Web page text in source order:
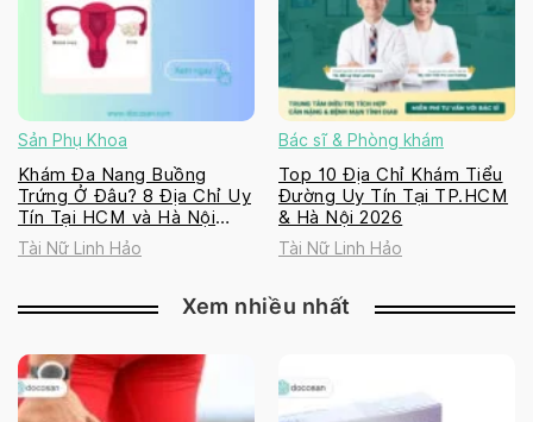
Sản Phụ Khoa
Khám Đa Nang Buồng
Trứng Ở Đâu? 8 Địa Chỉ Uy
Tín Tại HCM và Hà Nội
2026
Tài Nữ Linh Hảo
Bác sĩ & Phòng khám
Top 10 Địa Chỉ Khám Tiểu
Đường Uy Tín Tại TP.HCM
& Hà Nội 2026
Tài Nữ Linh Hảo
Xem nhiều nhất